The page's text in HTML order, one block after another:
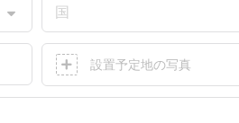
国
設置予定地の写真